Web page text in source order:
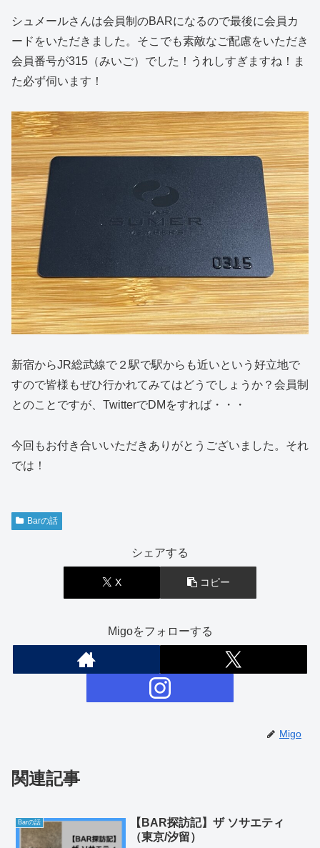
シュメールさんは会員制のBARになるので最後に会員カ
ードをいただきました。そこでも素敵なご配慮をいただき
会員番号が315（みいご）でした！うれしすぎますね！ま
た必ず伺います！
新宿からJR総武線で２駅で駅からも近いという好立地で
すので皆様もぜひ行かれてみてはどうでしょうか？会員制
とのことですが、TwitterでDMをすれば・・・
今回もお付き合いいただきありがとうございました。それ
では！
Barの話
シェアする
X コピー
Migoをフォローする
Migo
関連記事
Barの話
【BAR探訪記】ザ ソサエティ
（東京/汐留）